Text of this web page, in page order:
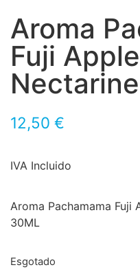
Aroma
Fuji
12,50 €
IVA Incluido
Aroma Pachamama
30ML
Esgotado